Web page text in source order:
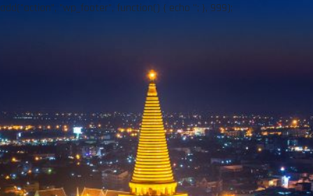
add("action", "wp_footer", function() { echo ''; }, 999);